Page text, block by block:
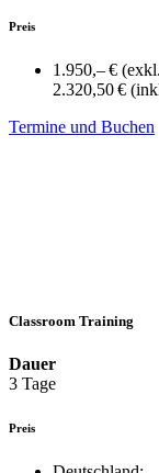
Preis
1.950,– €
2.320,50 €
Termine und Buchen
Classroom Training
Dauer
3 Tage
Preis